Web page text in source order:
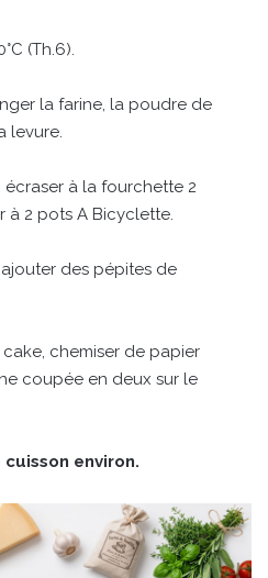
(Th.6).
la farine, la poudre de
levure.
écraser à la fourchette 2
à 2 pots A Bicyclette.
des pépites de
chemiser de papier
coupée en deux sur le
environ.